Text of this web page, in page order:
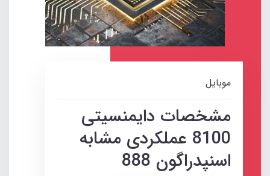
موبایل
مشخصات دایمنسیتی
8100 عملکردی مشابه
اسنپدراگون 888